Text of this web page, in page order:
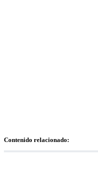
Contenido relacionado: